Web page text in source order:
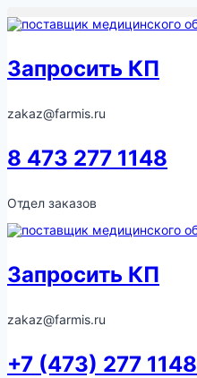
к
Запросить КП
zakaz@farmis.ru
8 473 277 1148
Отдел заказов
Запросить КП
zakaz@farmis.ru
+7 (473) 277 1148